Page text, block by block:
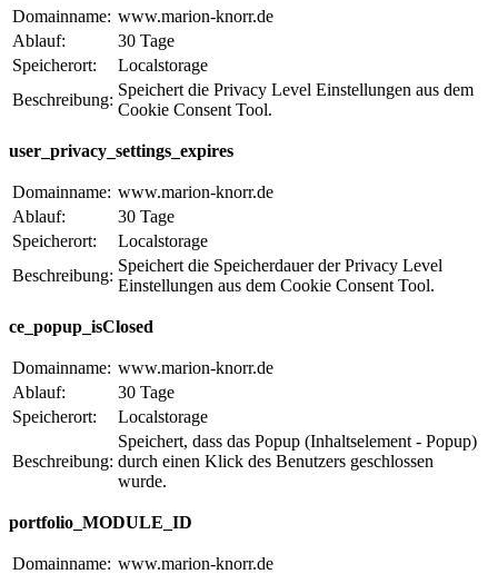
Domainname: www.marion-knorr.de
Ablauf:
30 Tage
Speicherort:
Localstorage
Beschreibung:
Speichert die Privacy Level Einstellungen aus dem
Cookie Consent Tool.
user_privacy_settings_expires
Domainname: www.marion-knorr.de
Ablauf:
30 Tage
Speicherort:
Localstorage
Beschreibung:
Speichert die Speicherdauer der Privacy Level
Einstellungen aus dem Cookie Consent Tool.
ce_popup_isClosed
Domainname: www.marion-knorr.de
Ablauf:
30 Tage
Speicherort:
Localstorage
Beschreibung:
Speichert, dass das Popup (Inhaltselement - Popup)
durch einen Klick des Benutzers geschlossen
wurde.
portfolio_MODULE_ID
Domainname: www.marion-knorr.de